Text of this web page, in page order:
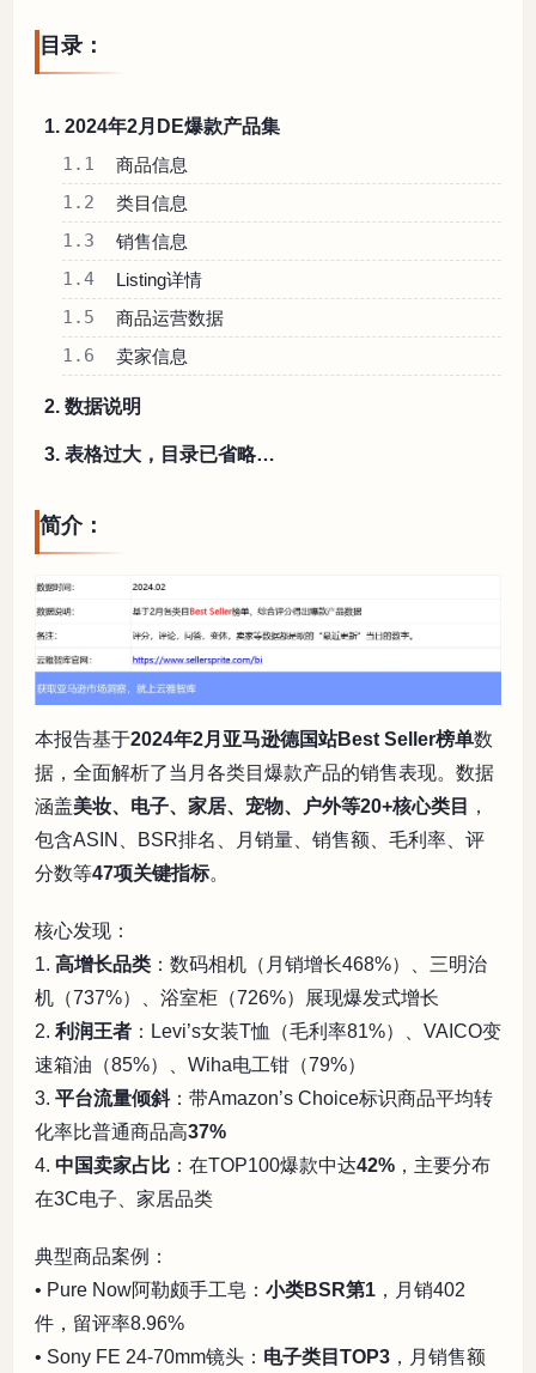
目录：
1. 2024年2月DE爆款产品集
1.1 商品信息
1.2 类目信息
1.3 销售信息
1.4 Listing详情
1.5 商品运营数据
1.6 卖家信息
2. 数据说明
3. 表格过大，目录已省略…
简介：
本报告基于2024年2月亚马逊德国站Best Seller榜单数
据，全面解析了当月各类目爆款产品的销售表现。数据
涵盖美妆、电子、家居、宠物、户外等20+核心类目
，
包含ASIN、BSR排名、月销量、销售额、毛利率、评
分数等47项关键指标。
核心发现：
1. 高增长品类 ：数码相机（月销增长468%）、三明治
机（737%）、浴室柜（726%）展现爆发式增长
2. 利润王者 ：Levi’s女装T恤（毛利率81%）、VAICO变
速箱油（85%）、Wiha电工钳（79%）
3. 平台流量倾斜：带Amazon’s Choice标识商品平均转
化率比普通商品高37%
4. 中国卖家占比 ：在TOP100爆款中达42% ，主要分布
在3C电子、家居品类
典型商品案例：
• Pure Now阿勒颇手工皂： 小类BSR第1 ，月销402
件，留评率8.96%
• Sony FE 24-70mm镜头： 电子类目TOP3 ，月销售额